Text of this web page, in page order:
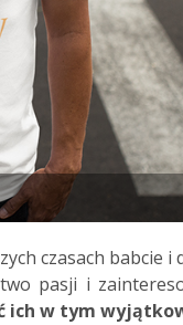
czasach babcie i
pasji i
ich w tym